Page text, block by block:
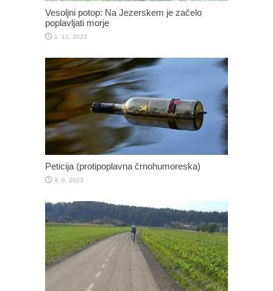
Vesoljni potop: Na Jezerskem je začelo
poplavljati morje
1. 11. 2023
Peticija (protipoplavna črnohumoreska)
9. 8. 2023